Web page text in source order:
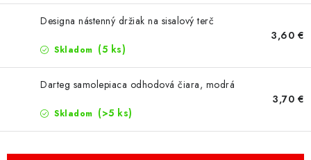
Kontakty Hodnotenie obchodu
Designa nástenný držiak na sisalový terč
Skladom (5 ks)
3,60 €
Darteg samolepiaca odhodová čiara, modrá
Skladom (>5 ks)
3,70 €